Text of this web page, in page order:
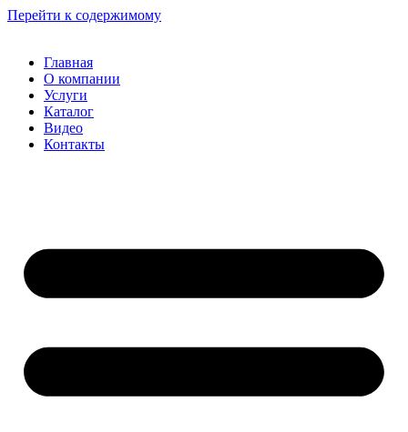
Перейти к содержимому
Главная
О компании
Услуги
Каталог
Видео
Контакты